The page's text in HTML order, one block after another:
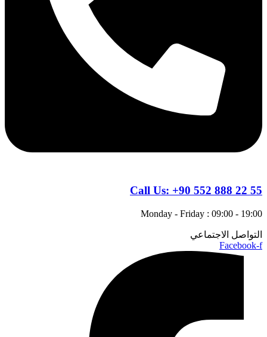
Call Us: +90 552 888 22 55
Monday - Friday : 09:00 - 19:00
التواصل الاجتماعي
Facebook-f